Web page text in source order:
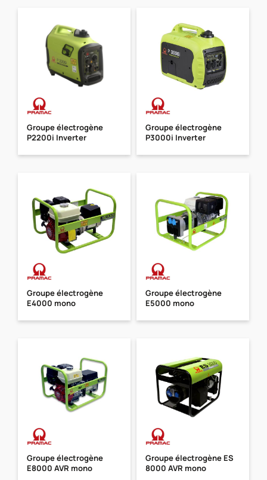
Groupe électrogène
P2200i Inverter
Groupe électrogène
P3000i Inverter
Groupe électrogène
E4000 mono
Groupe électrogène
E5000 mono
Groupe électrogène
E8000 AVR mono
Groupe électrogène ES
8000 AVR mono